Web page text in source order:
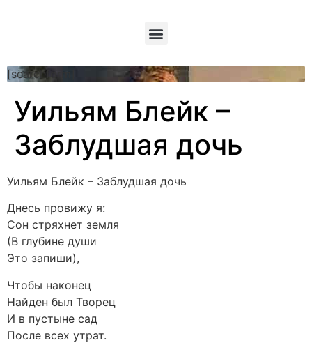
[searchform]
Уильям Блейк –
Заблудшая дочь
Уильям Блейк – Заблудшая дочь
Днесь провижу я:
Сон стряхнет земля
(В глубине души
Это запиши),
Чтобы наконец
Найден был Творец
И в пустыне сад
После всех утрат.